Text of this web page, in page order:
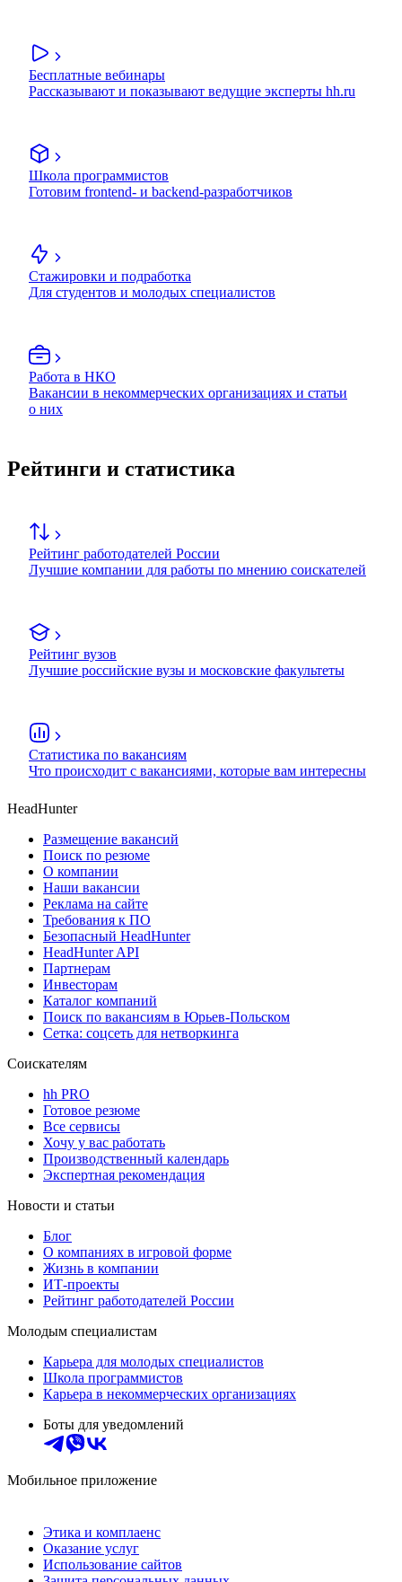
Бесплатные вебинары
Рассказывают и показывают ведущие эксперты hh.ru
Школа программистов
Готовим frontend- и backend-разработчиков
Стажировки и подработка
Для студентов и молодых специалистов
Работа в НКО
Вакансии в некоммерческих организациях и статьи
о них
Рейтинги и статистика
Рейтинг работодателей России
Лучшие компании для работы по мнению соискателей
Рейтинг вузов
Лучшие российские вузы и московские факультеты
Статистика по вакансиям
Что происходит с вакансиями, которые вам интересны
HeadHunter
Размещение вакансий
Поиск по резюме
О компании
Наши вакансии
Реклама на сайте
Требования к ПО
Безопасный HeadHunter
HeadHunter API
Партнерам
Инвесторам
Каталог компаний
Поиск по вакансиям в Юрьев-Польском
Сетка: соцсеть для нетворкинга
Соискателям
hh PRO
Готовое резюме
Все сервисы
Хочу у вас работать
Производственный календарь
Экспертная рекомендация
Новости и статьи
Блог
О компаниях в игровой форме
Жизнь в компании
ИТ-проекты
Рейтинг работодателей России
Молодым специалистам
Карьера для молодых специалистов
Школа программистов
Карьера в некоммерческих организациях
Боты для уведомлений
Мобильное приложение
Этика и комплаенс
Оказание услуг
Использование сайтов